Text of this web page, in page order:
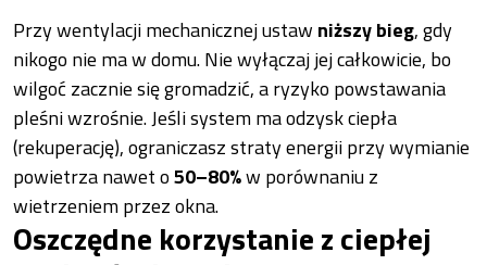
Przy wentylacji mechanicznej ustaw niższy bieg, gdy
nikogo nie ma w domu. Nie wyłączaj jej całkowicie, bo
wilgoć zacznie się gromadzić, a ryzyko powstawania
pleśni wzrośnie. Jeśli system ma odzysk ciepła
(rekuperację), ograniczasz straty energii przy wymianie
powietrza nawet o50–80%w porównaniu z
wietrzeniem przez okna.
Oszczędne korzystanie z ciepłej